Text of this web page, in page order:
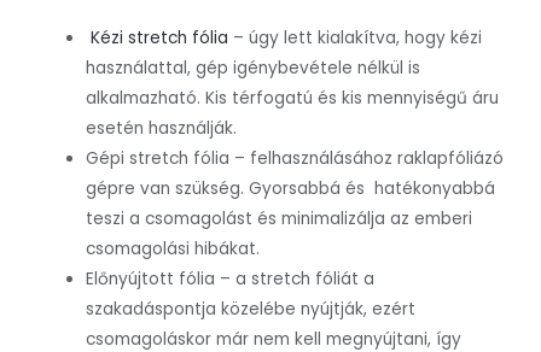
Kézi stretch fólia – úgy lett kialakítva, hogy kézi
használattal, gép igénybevétele nélkül is
alkalmazható. Kis térfogatú és kis mennyiségű áru
esetén használják.
Gépi stretch fólia – felhasználásához raklapfóliázó
gépre van szükség. Gyorsabbá és hatékonyabbá
teszi a csomagolást és minimalizálja az emberi
csomagolási hibákat.
Előnyújtott fólia – a stretch fóliát a
szakadáspontja közelébe nyújtják, ezért
csomagoláskor már nem kell megnyújtani, így